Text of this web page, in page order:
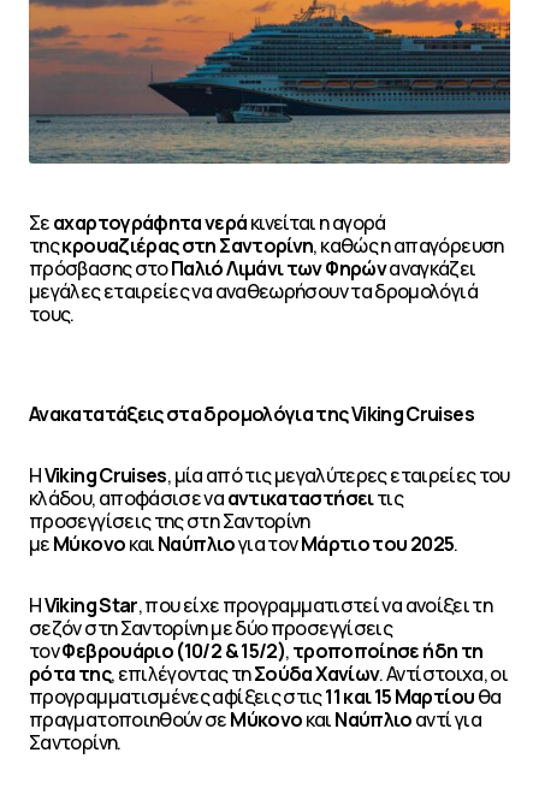
Σεαχαρτογράφητα νεράκινείται η αγορά
τηςκρουαζιέρας στη Σαντορίνη, καθώς η απαγόρευση
πρόσβασης στοΠαλιό Λιμάνι των Φηρώναναγκάζει
μεγάλες εταιρείες να αναθεωρήσουν τα δρομολόγιά
τους.
Ανακατατάξεις στα δρομολόγια της Viking Cruises
ΗViking Cruises, μία από τις μεγαλύτερες εταιρείες του
κλάδου, αποφάσισε νααντικαταστήσειτις
προσεγγίσεις της στη Σαντορίνη
μεΜύκονοκαιΝαύπλιογια τονΜάρτιο του 2025.
ΗViking Star, που είχε προγραμματιστεί να ανοίξει τη
σεζόν στη Σαντορίνη με δύο προσεγγίσεις
τονΦεβρουάριο (10/2 & 15/2),τροποποίησε ήδη τη
ρότα της, επιλέγοντας τηΣούδα Χανίων. Αντίστοιχα, οι
προγραμματισμένες αφίξεις στις11 και 15 Μαρτίουθα
πραγματοποιηθούν σεΜύκονοκαιΝαύπλιοαντί για
Σαντορίνη.